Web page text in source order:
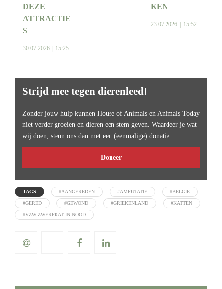
DEZE
ATTRACTIE
S
30 07 2026 15:25
KEN
23 07 2026 15:52
Strijd mee tegen dierenleed!
Zonder jouw hulp kunnen House of Animals en Animals Today
niet verder groeien en dieren een stem geven. Waardeer je wat
wij doen, steun ons dan met een (eenmalige) donatie.
Doneer
TAGS #AANGEREDEN #AMPUTATIE #BELGIË
#GERED #GEWOND #GRIEKENLAND #KATTEN
#VZW ZWERFKAT IN NOOD